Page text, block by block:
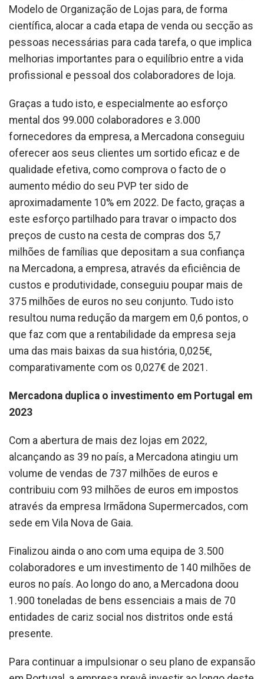
Modelo de Organização de Lojas para, de forma
científica, alocar a cada etapa de venda ou secção as
pessoas necessárias para cada tarefa, o que implica
melhorias importantes para o equilíbrio entre a vida
profissional e pessoal dos colaboradores de loja.
Graças a tudo isto, e especialmente ao esforço
mental dos 99.000 colaboradores e 3.000
fornecedores da empresa, a Mercadona conseguiu
oferecer aos seus clientes um sortido eficaz e de
qualidade efetiva, como comprova o facto de o
aumento médio do seu PVP ter sido de
aproximadamente 10% em 2022. De facto, graças a
este esforço partilhado para travar o impacto dos
preços de custo na cesta de compras dos 5,7
milhões de famílias que depositam a sua confiança
na Mercadona, a empresa, através da eficiência de
custos e produtividade, conseguiu poupar mais de
375 milhões de euros no seu conjunto. Tudo isto
resultou numa redução da margem em 0,6 pontos, o
que faz com que a rentabilidade da empresa seja
uma das mais baixas da sua história, 0,025€,
comparativamente com os 0,027€ de 2021.
Mercadona duplica o investimento em Portugal em
2023
Com a abertura de mais dez lojas em 2022,
alcançando as 39 no país, a Mercadona atingiu um
volume de vendas de 737 milhões de euros e
contribuiu com 93 milhões de euros em impostos
através da empresa Irmãdona Supermercados, com
sede em Vila Nova de Gaia.
Finalizou ainda o ano com uma equipa de 3.500
colaboradores e um investimento de 140 milhões de
euros no país. Ao longo do ano, a Mercadona doou
1.900 toneladas de bens essenciais a mais de 70
entidades de cariz social nos distritos onde está
presente.
Para continuar a impulsionar o seu plano de expansão